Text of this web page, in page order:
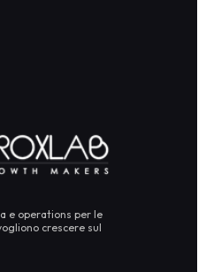
e operations per le
crescere sul